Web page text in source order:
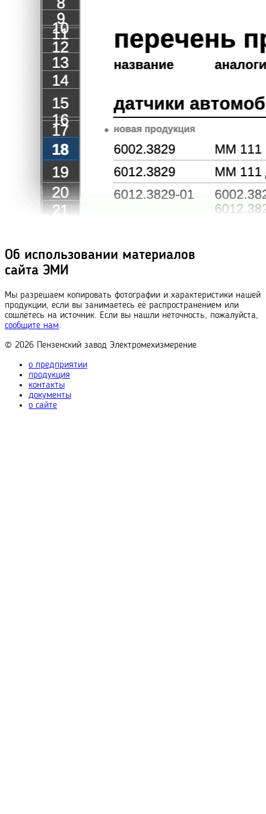
Об использовании материалов
сайта ЭМИ
Мы разрешаем копировать фотографии и характеристики нашей
продукции, если вы занимаетесь её распространением или
сошлётесь на источник. Если вы нашли неточность, пожалуйста,
сообщите нам.
© 2026 Пензенский завод Электромехизмерение
о предприятии
продукция
контакты
документы
о сайте